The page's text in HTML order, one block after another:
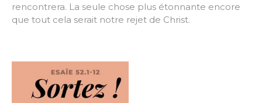
rencontrera. La seule chose plus étonnante encore
que tout cela serait notre rejet de Christ.